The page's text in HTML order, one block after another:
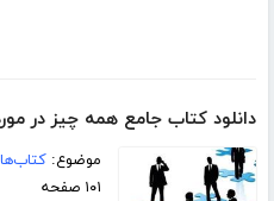
دانلود کتاب جامع همه چیز در
موضوع:
۱۰۱ صفحه